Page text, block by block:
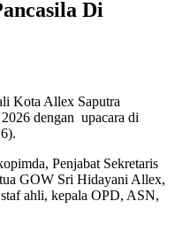
Di
Kota Allex Saputra
dengan upacara di
Penjabat Sekretaris
GOW Sri Hidayani Allex,
ahli, kepala OPD, ASN,